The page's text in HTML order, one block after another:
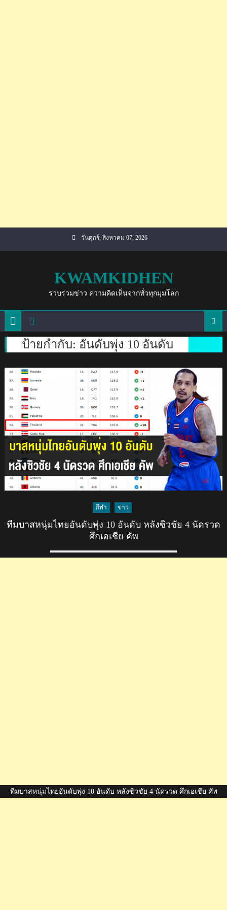
วันศุกร์, สิงหาคม 07, 2026
KWAMKIDHEN
รวบรวมข่าว ความคิดเห็นจากทั่วทุกมุมโลก
ป้ายกำกับ: อันดับพุ่ง 10 อันดับ
กีฬา ข่าว
ทีมบาสหนุ่มไทยอันดับพุ่ง 10 อันดับ หลังซิวชัย 4 นัดรวด
ศึกเอเชีย คัพ
ทีมบาสหนุ่มไทยอันดับพุ่ง 10 อันดับ หลังซิวชัย 4 นัดรวด ศึกเอเชีย คัพ